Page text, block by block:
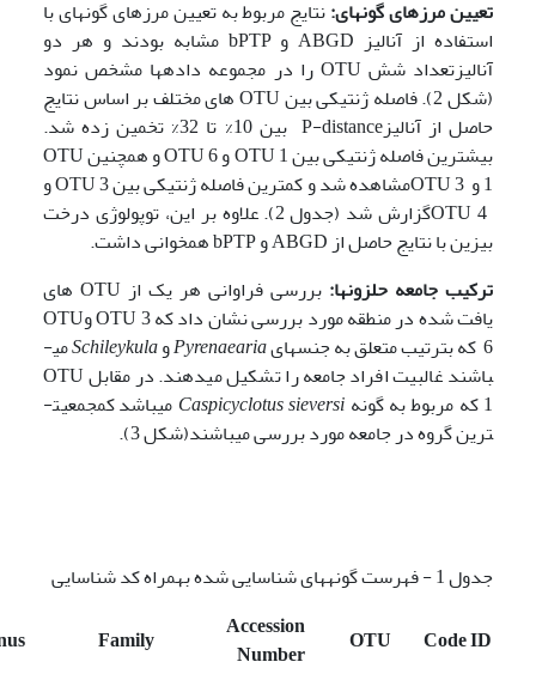
تعیین مرزهای گونه­ای:نتایج مربوط به تعیین مرزهای گونه­ای با
استفاده از آنالیز ABGD و bPTP مشابه بودند و هر دو
آنالیزتعداد شش OTU را در مجموعه داده­ها مشخص نمود
(شکل 2). فاصله ژنتیکی بین OTU های مختلف بر اساس نتایج
حاصل از آنالیزP-distance بین 10% تا 32% تخمین زده شد.
بیشترین فاصله ژنتیکی بین OTU 1 و OTU 6 و همچنین OTU
1 و OTU 3مشاهده شد و کمترین فاصله ژنتیکی بین OTU 3 و
OTU 4گزارش شد (جدول 2). علاوه بر این، توپولوژی درخت
بیزین با نتایج حاصل از ABGD‌ و bPTP همخوانی داشت.
ترکیب جامعه حلزون­ها:
بررسی فراوانی هر یک از OTU های
یافت شده در منطقه مورد بررسی نشان داد که OTU 3 وOTU
6 که بترتیب متعلق به جنس­های
PyrenaeariaوSchileykulaمی­
باشند غالبیت افراد جامعه را تشکیل می
دهند. در مقابل OTU
1 که مربوط به گونه
Caspicyclotus sieversiمی­باشد کم­جمعیت­
ترین گروه در جامعه مورد بررسی می­باشند(شکل 3).
جدول 1 - فهرست گونه­های شناسایی شده بهمراه کد شناسایی
Code ID
OTU
Accession
Number
Family